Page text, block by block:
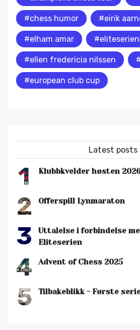
#chess humor #eirik
#elham amar #eliteserien
#ellen fredericia nilssen
#european club cup
Latest posts
1 Klubbkvelder høsten
2 Offerspill Lynmaraton
3
Uttalelse i forbindelse
Eliteserien
4 Advent of Chess 2025
5 Tilbakeblikk - Første